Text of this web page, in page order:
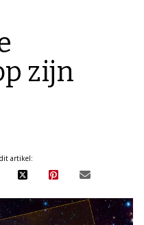
zijn
artikel: